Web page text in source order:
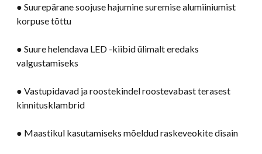
● Suurepärane soojuse hajumine suremise alumiiniumist
korpuse tõttu
● Suure helendava LED -kiibid ülimalt eredaks
valgustamiseks
● Vastupidavad ja roostekindel roostevabast terasest
kinnitusklambrid
● Maastikul kasutamiseks mõeldud raskeveokite disain